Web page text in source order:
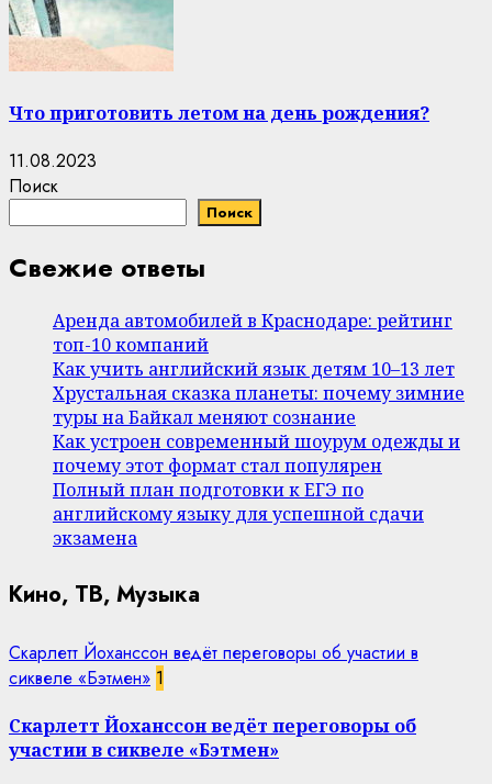
Что приготовить летом на день рождения?
11.08.2023
Поиск
Поиск
Свежие ответы
Аренда автомобилей в Краснодаре: рейтинг
топ-10 компаний
Как учить английский язык детям 10–13 лет
Хрустальная сказка планеты: почему зимние
туры на Байкал меняют сознание
Как устроен современный шоурум одежды и
почему этот формат стал популярен
Полный план подготовки к ЕГЭ по
английскому языку для успешной сдачи
экзамена
Кино, ТВ, Музыка
Скарлетт Йоханссон ведёт переговоры об участии в
сиквеле «Бэтмен» 1
Скарлетт Йоханссон ведёт переговоры об
участии в сиквеле «Бэтмен»